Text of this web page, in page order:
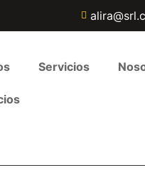
Servicios